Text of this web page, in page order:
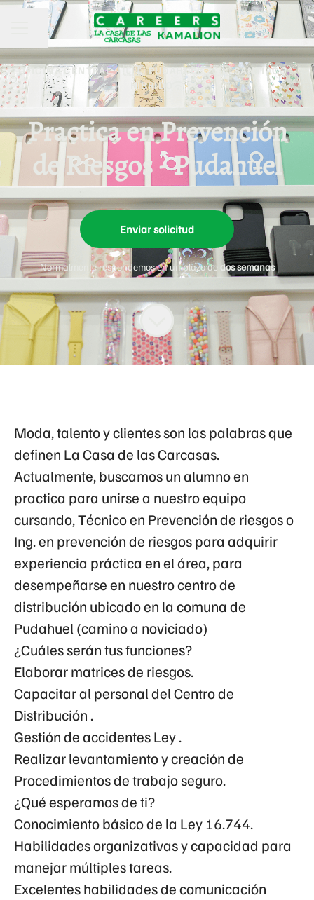
MENÚ DE EMPLEO
Compartir página
OFICINA CENTRAL · 🇨🇱 PUDAHUEL, 🇨🇱 SANTIAGO ·
HÍBRIDO
Practica en Prevención
de Riesgos - Pudahuel
Enviar solicitud
Normalmente respondemos en un plazo de dos semanas
Moda, talento y clientes son las palabras que
definen La Casa de las Carcasas.
Actualmente, buscamos un alumno en
practica para unirse a nuestro equipo
cursando, Técnico en Prevención de riesgos o
Ing. en prevención de riesgos para adquirir
experiencia práctica en el área, para
desempeñarse en nuestro centro de
distribución ubicado en la comuna de
Pudahuel (camino a noviciado)
¿Cuáles serán tus funciones?
Elaborar matrices de riesgos.
Capacitar al personal del Centro de
Distribución .
Gestión de accidentes Ley .
Realizar levantamiento y creación de
Procedimientos de trabajo seguro.
¿Qué esperamos de ti?
Conocimiento básico de la Ley 16.744.
Habilidades organizativas y capacidad para
manejar múltiples tareas.
Excelentes habilidades de comunicación